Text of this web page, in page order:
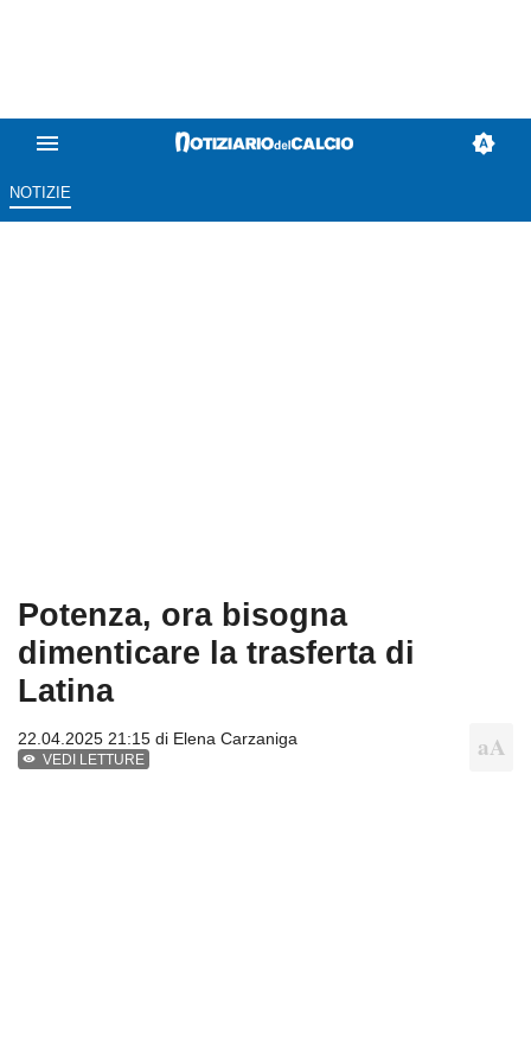
NOTIZIE
Potenza, ora bisogna
dimenticare la trasferta di
Latina
22.04.2025 21:15 di Elena Carzaniga
VEDI LETTURE